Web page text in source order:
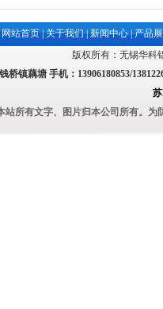
网站首页|关于我们|新闻中心|产品
版权所有：无锡华科
桥镇藕塘 手机：13906180853/
站所有文字、图片归本公司所有。